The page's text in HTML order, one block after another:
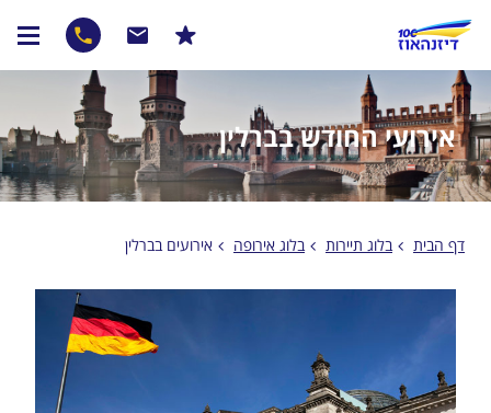
אירועי החודש בברלין
דף הבית בלוג תיירות בלוג אירופה אירועים בברלין